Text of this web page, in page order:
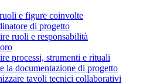
e figure coinvolte
di progetto
ruoli e responsabilità
processi, strumenti e rituali
la documentazione di progetto
tavoli tecnici collaborativi